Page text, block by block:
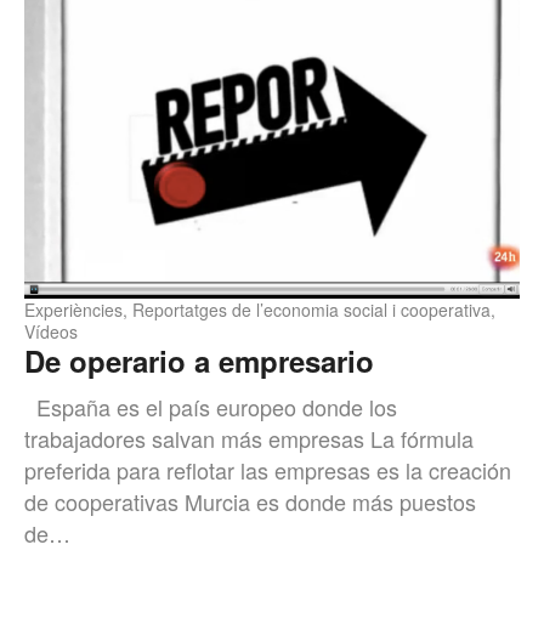
De operario a empresario
Experiències, Reportatges de l’economia social i cooperativa,
Vídeos
España es el país europeo donde los
trabajadores salvan más empresas La fórmula
preferida para reflotar las empresas es la creación
de cooperativas Murcia es donde más puestos
de…